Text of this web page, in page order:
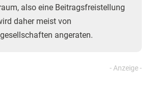
also eine Beitragsfreistellung
daher meist von
angeraten.